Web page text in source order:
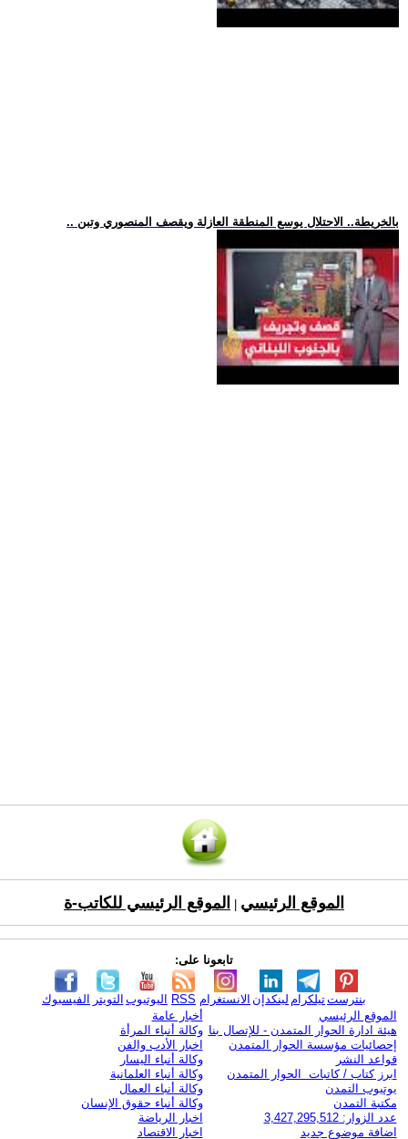
.. بالخريطة.. الاحتلال يوسع المنطقة العازلة ويقصف المنصوري وتبن
الموقع الرئيسي الموقع الرئيسي للكاتب-ة
تابعونا على:
الفيسبوك التويتر اليوتيوب RSS الانستغرام لينكدإن تيلكرامبنترست
الموقع الرئيسي
هيئة ادارة الحوار المتمدن - للإتصال بنا
إحصائيات مؤسسة الحوار المتمدن
قواعد النشر
ابرز كتاب / كاتبات الحوار المتمدن
يوتيوب التمدن
مكتبة التمدن
عدد الزوار: 3,427,295,512
اضافة موضوع جديد
أخبار عامة
وكالة أنباء المرأة
اخبار الأدب والفن
وكالة أنباء اليسار
وكالة أنباء العلمانية
وكالة أنباء العمال
وكالة أنباء حقوق الإنسان
اخبار الرياضة
اخبار الاقتصاد